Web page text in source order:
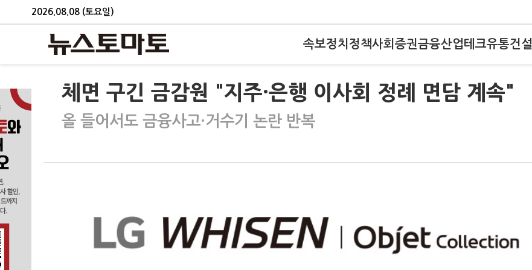
2026.08.08 (토요일)
속보정치 정책사회 증권금융산업테크유통건설
체면 구긴 금감원 "지주·은행 이사회 정례 면담 계속"
올 들어서도 금융사고·거수기 논란 반복